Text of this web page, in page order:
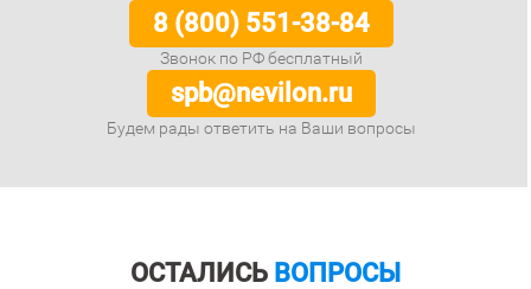
8 (800) 551-38-84
Звонок по РФ бесплатный
spb@nevilon.ru
Будем рады ответить на Ваши вопросы
ОСТАЛИСЬ ВОПРОСЫ